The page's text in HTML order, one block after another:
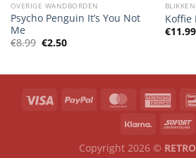
OVERIGE WANDBORDEN
Psycho Penguin It’s You Not
Me
€8.99 Oorspronkelijke
€2.50Huidige
BLIKKEN
Koffie
€11.99
Copyright 2026 ©